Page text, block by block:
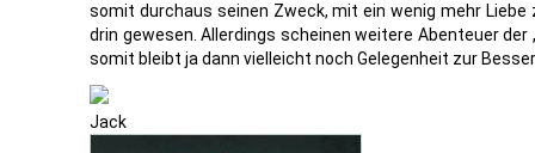
somit durchaus seinen Zweck, mit ein wenig mehr
drin gewesen. Allerdings scheinen weitere Abenteuer
somit bleibt ja dann vielleicht noch Gelegenheit zur
Jack